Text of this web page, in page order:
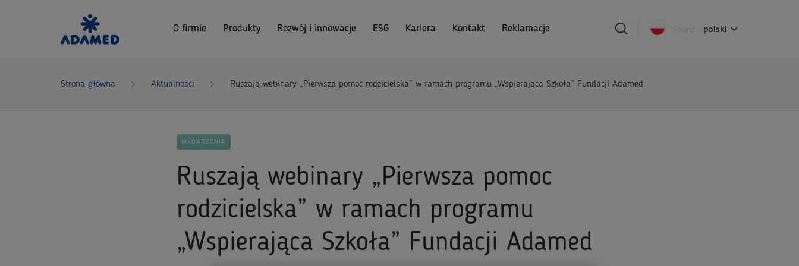
O firmie Produkty Rozwój i innowacje ESG Kariera Kontakt Reklamacje Poland polski
Strona główna Aktualności Ruszają webinary „Pierwsza pomoc rodzicielska” w ramach programu „Wspierająca Szkoła” Fundacji Adamed
WYDARZENIA
Ruszają webinary „Pierwsza pomoc
rodzicielska” w ramach programu
„Wspierająca Szkoła” Fundacji Adamed